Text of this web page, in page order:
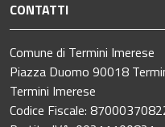
CONTATTI
Comune di Termini Imerese
Piazza Duomo 90018
Termini Imerese
Codice Fiscale: